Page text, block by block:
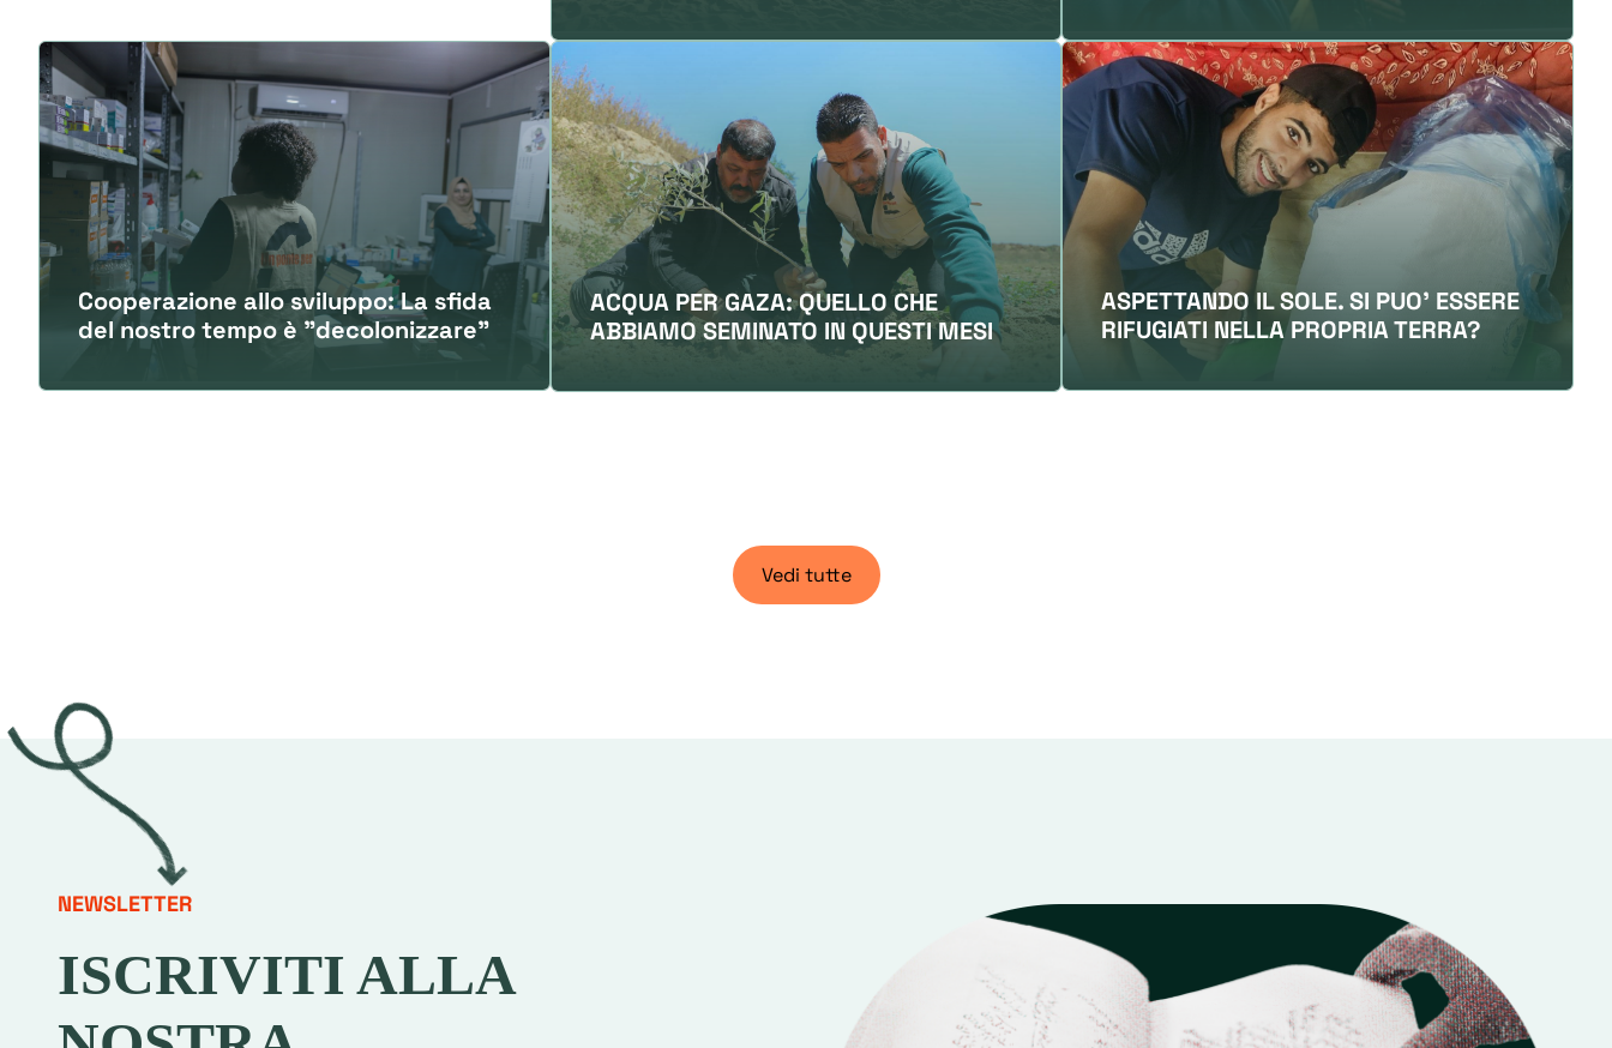
Cooperazione allo sviluppo: La sfida
del nostro tempo è "decolonizzare"
ACQUA PER GAZA: QUELLO CHE
ABBIAMO SEMINATO IN QUESTI MESI
ASPETTANDO IL SOLE. SI PUO' ESSERE
RIFUGIATI NELLA PROPRIA TERRA?
Vedi tutte
NEWSLETTER
ISCRIVITI ALLA